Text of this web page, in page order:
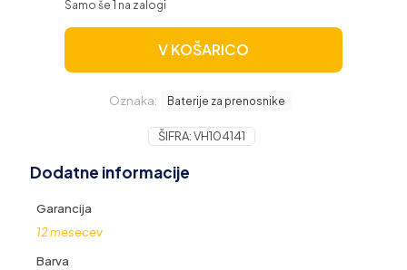
Samo še 1 na zalogi
V KOŠARICO
Oznaka: Baterije za prenosnike
ŠIFRA:VH104141
Dodatne informacije
Garancija
12 mesecev
Barva